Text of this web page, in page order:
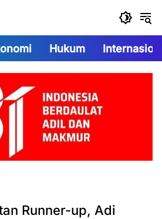
Hukum
Runner-up, Adi